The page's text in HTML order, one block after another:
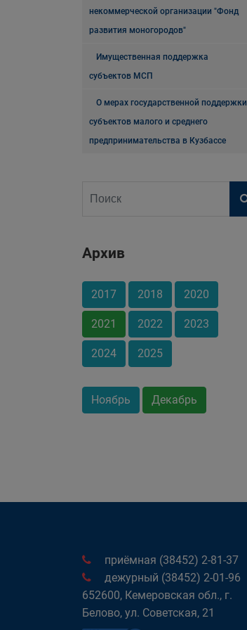
некоммерческой организации "Фонд
развития моногородов"
Имущественная поддержка
субъектов МСП
О мерах государственной поддержки
субъектов малого и среднего
предпринимательства в Кузбассе
Архив
2017 2018 2020
2021 2022 2023
2024 2025
Ноябрь Декабрь
приёмная (38452) 2-81-37
дежурный (38452) 2-01-96
652600, Кемеровская обл., г.
Белово, ул. Советская, 21